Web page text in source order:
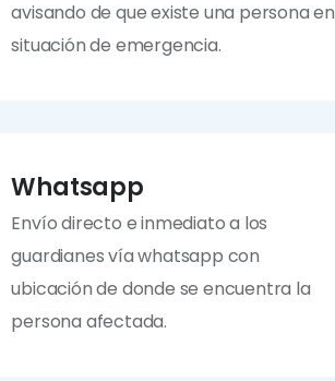
avisando de que existe una persona en
situación de emergencia.
Whatsapp
Envío directo e inmediato a los
guardianes vía whatsapp con
ubicación de donde se encuentra la
persona afectada.